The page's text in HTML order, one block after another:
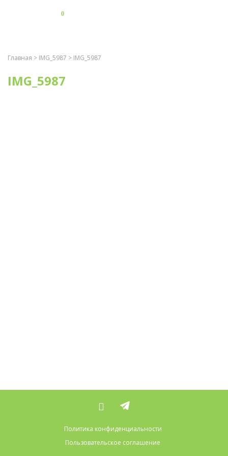
0
Главная > IMG_5987 > IMG_5987
IMG_5987
Политика конфиденциальности
Пользовательское соглашение